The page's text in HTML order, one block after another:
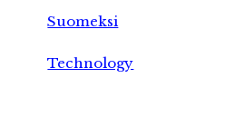
Suomeksi
Technology